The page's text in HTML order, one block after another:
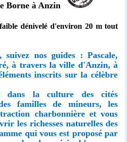
Borne à Anzin
dénivelé d'environ 20 m tout
nos guides : Pascale,
à travers la ville d'Anzin, à
inscrits sur la célèbre
dans la culture des cités
familles de mineurs, les
charbonnière et vous
les richesses naturelles des
qui vous est proposé par